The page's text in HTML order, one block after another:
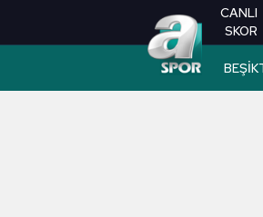
CANLI
SKOR